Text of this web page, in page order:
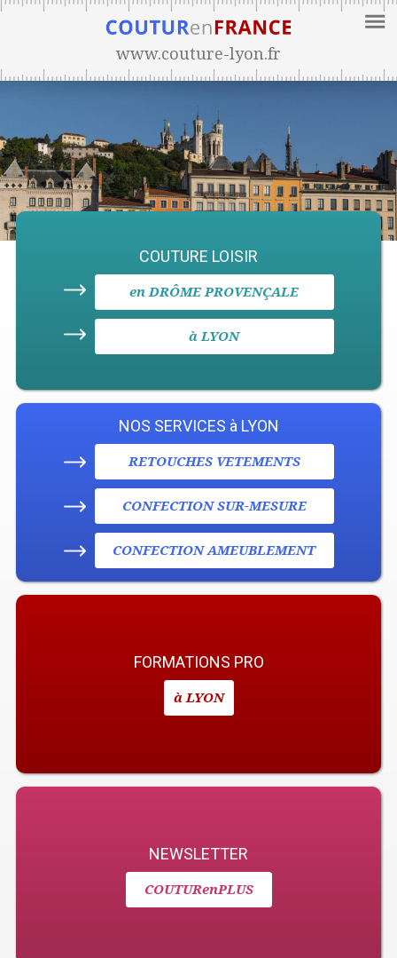
www.couture-lyon.fr
COUTURE LOISIR
en DRÔME PROVENÇALE
à LYON
NOS SERVICES à LYON
RETOUCHES VETEMENTS
CONFECTION SUR-MESURE
CONFECTION AMEUBLEMENT
FORMATIONS PRO
à LYON
NEWSLETTER
COUTURenPLUS